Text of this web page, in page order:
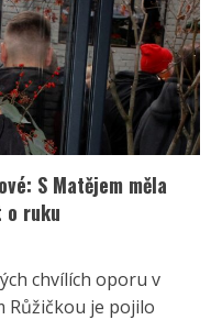
S Matějem měla
o ruku
chvílích oporu v
Růžičkou je pojilo